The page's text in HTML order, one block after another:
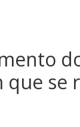
que se